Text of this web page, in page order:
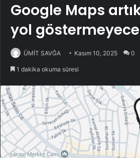
Google Maps
yol
ÜMİT SAVĞA Kasım 10, 2025 0
1 dakika okuma süresi